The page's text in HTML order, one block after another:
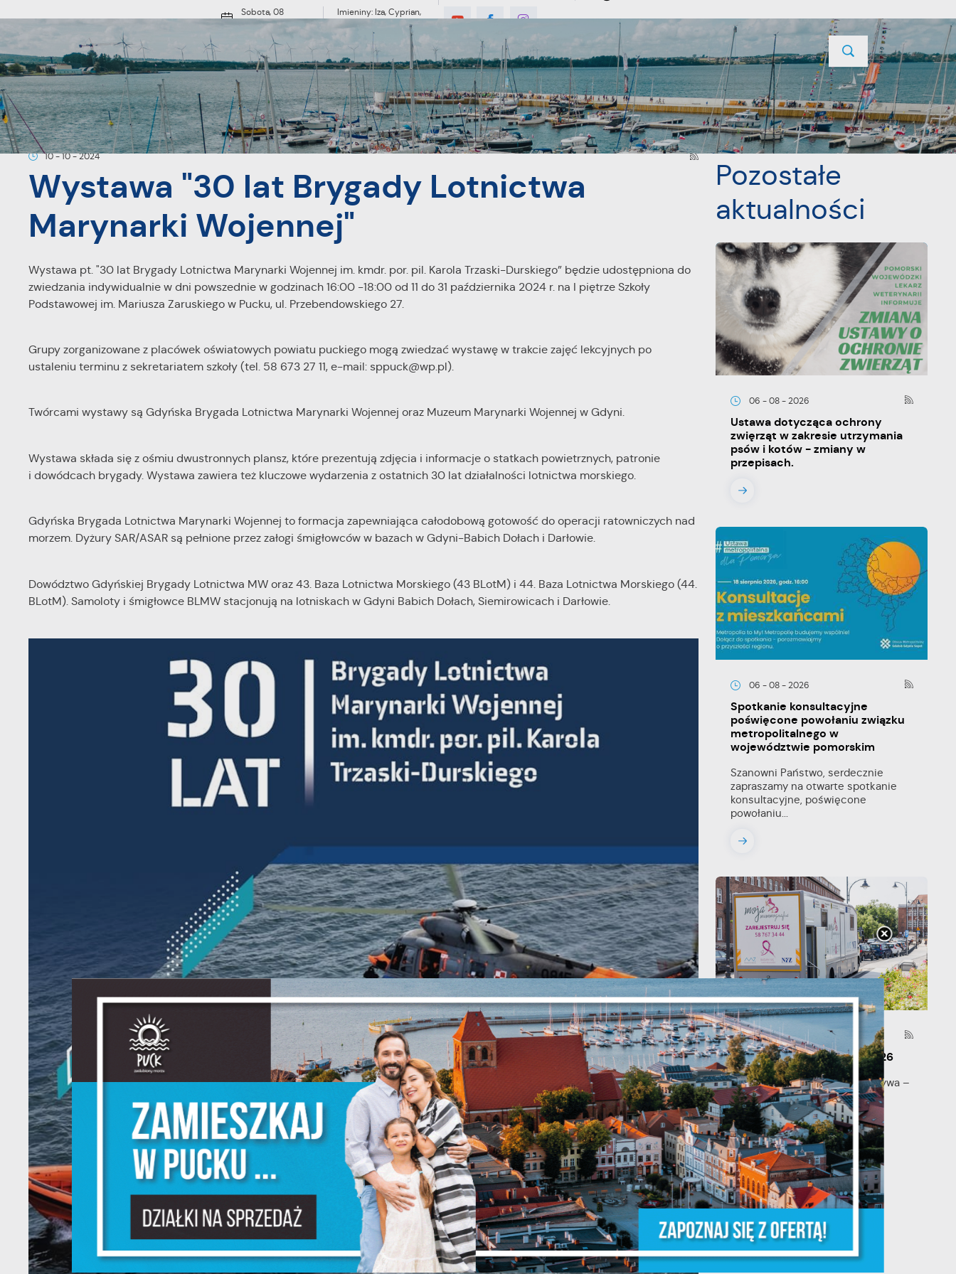
Sobota, 08
sierpnia 2026
Imieniny: Iza, Cyprian,
Dominik
Pochmurno
O MIEŚCIE MIESZKANIEC TURYSTYKA INWESTYCJE PROJEKTY UNIJNE KONTAKT
Strona główna Aktualności Wystawa "30 lat Brygady Lotnictwa Marynarki Wojennej" POPRZEDNI NASTĘPNY
10 - 10 - 2024
Wystawa "30 lat Brygady Lotnictwa
Marynarki Wojennej"
Wystawa pt. "30 lat Brygady Lotnictwa Marynarki Wojennej im. kmdr. por. pil. Karola Trzaski-Durskiego” będzie udostępniona do
zwiedzania indywidualnie w dni powszednie w godzinach 16:00 -18:00 od 11 do 31 października 2024 r. na I piętrze Szkoły
Podstawowej im. Mariusza Zaruskiego w Pucku, ul. Przebendowskiego 27.
Grupy zorganizowane z placówek oświatowych powiatu puckiego mogą zwiedzać wystawę w trakcie zajęć lekcyjnych po
ustaleniu terminu z sekretariatem szkoły (tel. 58 673 27 11, e-mail: sppuck@wp.pl).
Twórcami wystawy są Gdyńska Brygada Lotnictwa Marynarki Wojennej oraz Muzeum Marynarki Wojennej w Gdyni.
Wystawa składa się z ośmiu dwustronnych plansz, które prezentują zdjęcia i informacje o statkach powietrznych, patronie
i dowódcach brygady. Wystawa zawiera też kluczowe wydarzenia z ostatnich 30 lat działalności lotnictwa morskiego.
Gdyńska Brygada Lotnictwa Marynarki Wojennej to formacja zapewniająca całodobową gotowość do operacji ratowniczych nad
morzem. Dyżury SAR/ASAR są pełnione przez załogi śmigłowców w bazach w Gdyni-Babich Dołach i Darłowie.
Dowództwo Gdyńskiej Brygady Lotnictwa MW oraz 43. Baza Lotnictwa Morskiego (43 BLotM) i 44. Baza Lotnictwa Morskiego (44.
BLotM). Samoloty i śmigłowce BLMW stacjonują na lotniskach w Gdyni Babich Dołach, Siemirowicach i Darłowie.
Pozostałe
aktualności
06 - 08 - 2026
Ustawa dotycząca ochrony
zwięrząt w zakresie utrzymania
psów i kotów - zmiany w
przepisach.
06 - 08 - 2026
Spotkanie konsultacyjne
poświęcone powołaniu związku
metropolitalnego w
województwie pomorskim
Szanowni Państwo, serdecznie
zapraszamy na otwarte spotkanie
konsultacyjne, poświęcone
powołaniu...
03 - 08 - 2026
Mammografia Puck 6.08.2026
Letnia mammograficzna ofensywa –
kobieto, nie czekaj, badaj się! •
06.08.2026 Puck ul...
Ustawienia
Szanujemy Twoją prywatność. Możesz zmienić ustawienia cookies lub zaakceptować je
wszystkie. W dowolnym momencie możesz dokonać zmiany swoich ustawień.
Niezbędne
Niezbędne pliki cookies służą do prawidłowego funkcjonowania strony internetowej i
umożliwiają Ci komfortowe korzystanie z oferowanych przez nas usług.
Pliki cookies odpowiadają na podejmowane przez Ciebie działania w celu m.in.
dostosowania Twoich ustawień preferencji prywatności, logowania czy wypełniania
formularzy. Dzięki plikom cookies strona, z której korzystasz, może działać bez zakłóceń.
Funkcjonalne i personalizacyjne
Tego typu pliki cookies umożliwiają stronie internetowej zapamiętanie wprowadzonych
przez Ciebie ustawień oraz personalizację określonych funkcjonalności czy
prezentowanych treści.
Dzięki tym plikom cookies możemy zapewnić Ci większy komfort korzystania z
Więcej
ZAPISZ WYBRANE